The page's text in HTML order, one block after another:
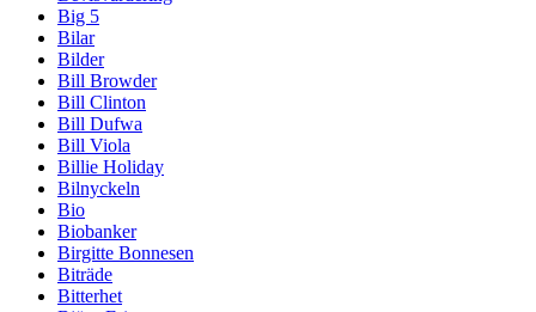
Big 5
Bilar
Bilder
Bill Browder
Bill Clinton
Bill Dufwa
Bill Viola
Billie Holiday
Bilnyckeln
Bio
Biobanker
Birgitte Bonnesen
Biträde
Bitterhet